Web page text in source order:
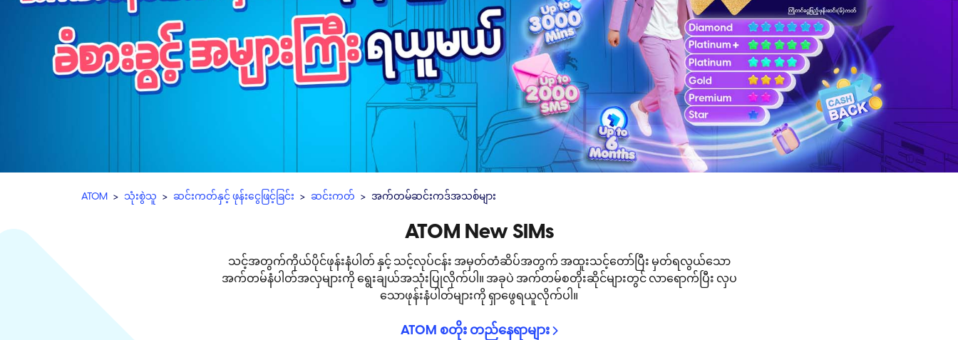
ATOM သုံးစွဲသူ ဆင်းကတ်နှင့် ဖုန်းငွေဖြင့်ခြင်း ဆင်းကတ် အက်တမ်ဆင်းကဒ်အသစ်များ
ATOM New SIMs
သင့်အတွက်ကိုယ်ပိုင်ဖုန်းနံပါတ် နှင့် သင့်လုပ်ငန်း အမှတ်တံဆိပ်အတွက် အထူးသင့်တော်ပြီး မှတ်ရလွယ်သော
အက်တမ်နံပါတ်အလှများကို ရွေးချယ်အသုံးပြုလိုက်ပါ။ အခုပဲ အက်တမ်စတိုးဆိုင်များတွင် လာရောက်ပြီး လှပ
သောဖုန်းနံပါတ်များကို ရှာဖွေရယူလိုက်ပါ။
ATOM စတိုး တည်နေရာများ